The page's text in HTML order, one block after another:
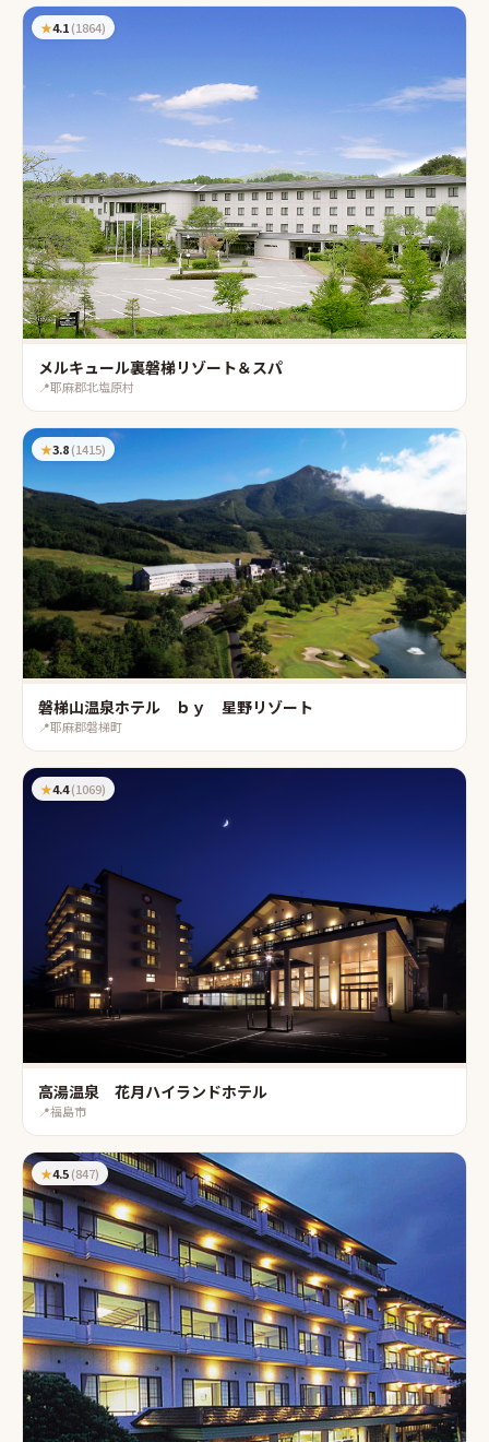
★4.1(1864)
メルキュール裏磐梯リゾート＆スパ
📍耶麻郡北塩原村
★3.8(1415)
磐梯山温泉ホテル ｂｙ 星野リゾート
📍耶麻郡磐梯町
★4.4(1069)
高湯温泉 花月ハイランドホテル
📍福島市
★4.5(847)